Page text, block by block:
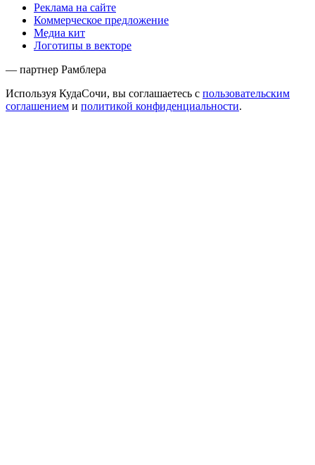
Реклама на сайте
Коммерческое предложение
Медиа кит
Логотипы в векторе
— партнер Рамблера
Используя КудаСочи, вы соглашаетесь с пользовательским
соглашением и политикой конфиденциальности.